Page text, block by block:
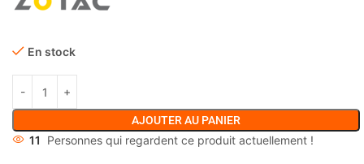
En stock
AJOUTER AU PANIER
11 Personnes qui regardent ce produit actuellement !